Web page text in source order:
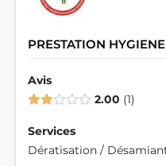
PRESTATION
Avis
2.00 1
Services
Dératisation /